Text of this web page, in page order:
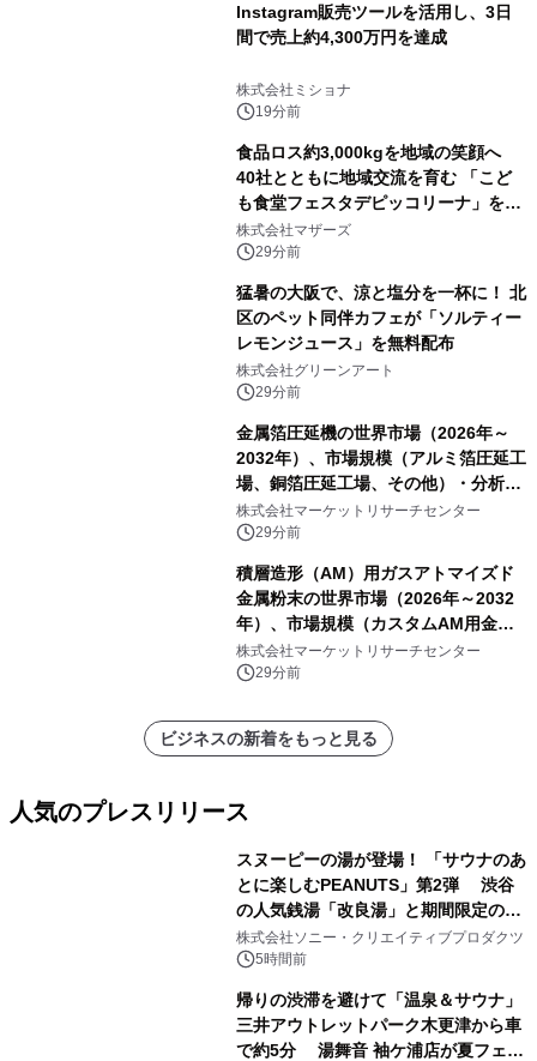
Instagram販売ツールを活用し、3日
間で売上約4,300万円を達成
株式会社ミショナ
19分前
食品ロス約3,000kgを地域の笑顔へ
40社とともに地域交流を育む 「こど
も食堂フェスタデピッコリーナ」を9
月5日(土)開催
株式会社マザーズ
29分前
猛暑の大阪で、涼と塩分を一杯に！ 北
区のペット同伴カフェが「ソルティー
レモンジュース」を無料配布
株式会社グリーンアート
29分前
金属箔圧延機の世界市場（2026年～
2032年）、市場規模（アルミ箔圧延工
場、銅箔圧延工場、その他）・分析レ
ポートを発表
株式会社マーケットリサーチセンター
29分前
積層造形（AM）用ガスアトマイズド
金属粉末の世界市場（2026年～2032
年）、市場規模（カスタムAM用金属
粉末、汎用AM用金属粉末）・分析レ
ポートを発表
株式会社マーケットリサーチセンター
29分前
ビジネスの新着をもっと見る
人気のプレスリリース
スヌーピーの湯が登場！ 「サウナのあ
とに楽しむPEANUTS」第2弾 渋谷
の人気銭湯「改良湯」と期間限定のコ
ラボレーション サウナイキタイコラ
ボグッズも発売決定！
株式会社ソニー・クリエイティブプロダクツ
5時間前
帰りの渋滞を避けて「温泉＆サウナ」
三井アウトレットパーク木更津から車
で約5分 湯舞音 袖ケ浦店が夏フェア